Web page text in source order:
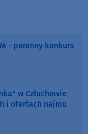
stronastrona
- poranny konkurs
w Człuchowie
i ofertach najmu